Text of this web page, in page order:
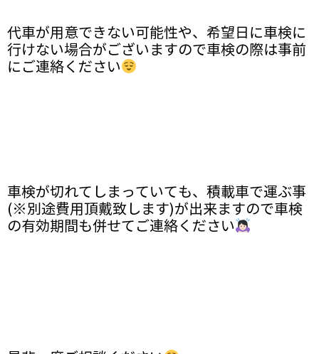
代車が用意できない可能性や、希望日に車検に
行けない場合がございますので車検の際は事前
にご連絡ください
車検が切れてしまっていても、積載車で運ぶ事
(※別途費用頂戴致します)が出来ますので車検
の有効期間も併せてご連絡ください